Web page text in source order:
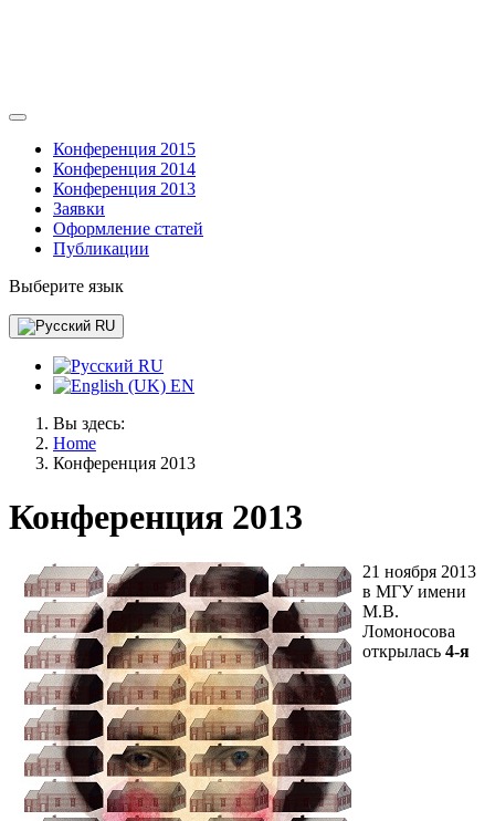
Конференция 2015
Конференция 2014
Конференция 2013
Заявки
Оформление статей
Публикации
Выберите язык
RU
RU
EN
Вы здесь:
Home
Конференция 2013
Конференция 2013
21 ноября 2013
в МГУ имени
М.В.
Ломоносова
открылась 4-я